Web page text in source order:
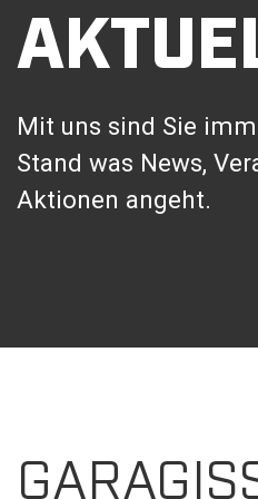
Mit uns sind Sie
Stand was News,
Aktionen angeht.